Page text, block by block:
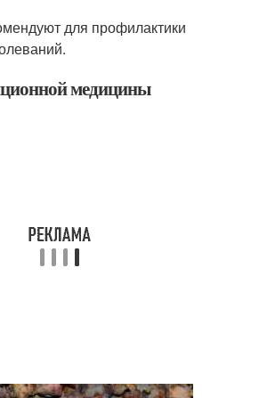
для профилактики
медицины